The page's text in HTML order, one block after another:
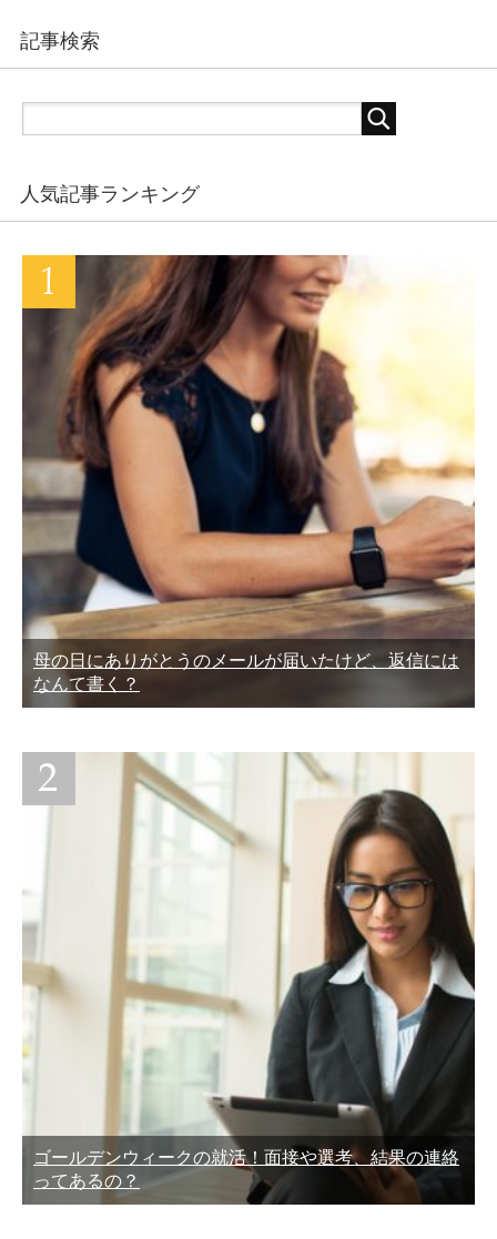
記事検索
人気記事ランキング
母の日にありがとうのメールが届いたけど、返信には
なんて書く？
ゴールデンウィークの就活！面接や選考、結果の連絡
ってあるの？